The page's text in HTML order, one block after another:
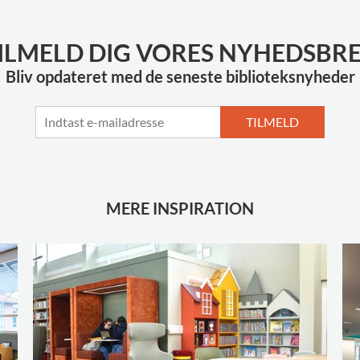
DIG VORES
Bliv opdateret med de seneste biblioteksnyheder
TILMELD
MERE INSPIRATION